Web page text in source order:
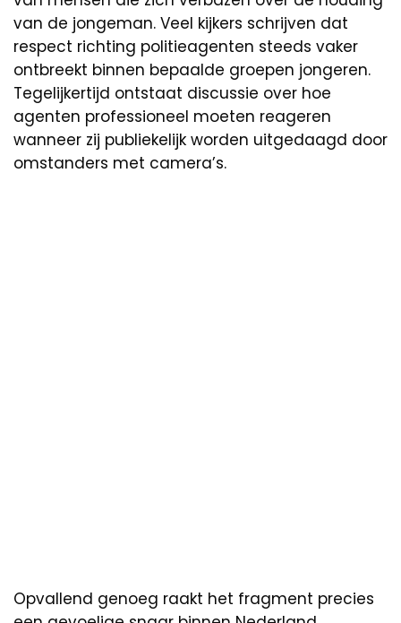
van de jongeman. Veel kijkers schrijven dat
respect richting politieagenten steeds vaker
ontbreekt binnen bepaalde groepen jongeren.
Tegelijkertijd ontstaat discussie over hoe
agenten professioneel moeten reageren
wanneer zij publiekelijk worden uitgedaagd door
omstanders met camera’s.
Opvallend genoeg raakt het fragment precies